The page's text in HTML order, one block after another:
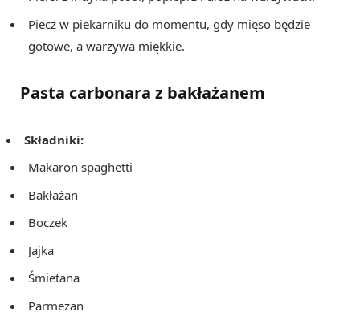
Piecz w piekarniku do momentu, gdy mięso będzie
gotowe, a warzywa miękkie.
Pasta carbonara z bakłażanem
Składniki:
Makaron spaghetti
Bakłażan
Boczek
Jajka
Śmietana
Parmezan